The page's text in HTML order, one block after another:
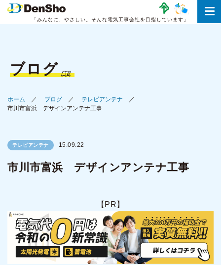
「みんなに、やさしい。 そんな電気工事会社を目指しています」
ブログ
ホーム ブログ
テレビアンテナ
市川市富浜 デザインアンテナ工事
テレビアンテナ 15.09.22
市川市富浜 デザインアンテナ工事
【PR】